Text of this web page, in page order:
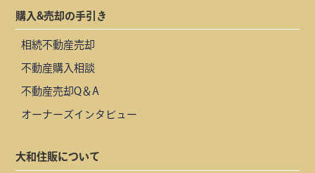
購入&売却の手引き
相続不動産売却
不動産購入相談
不動産売却Q＆A
オーナーズインタビュー
大和住販について